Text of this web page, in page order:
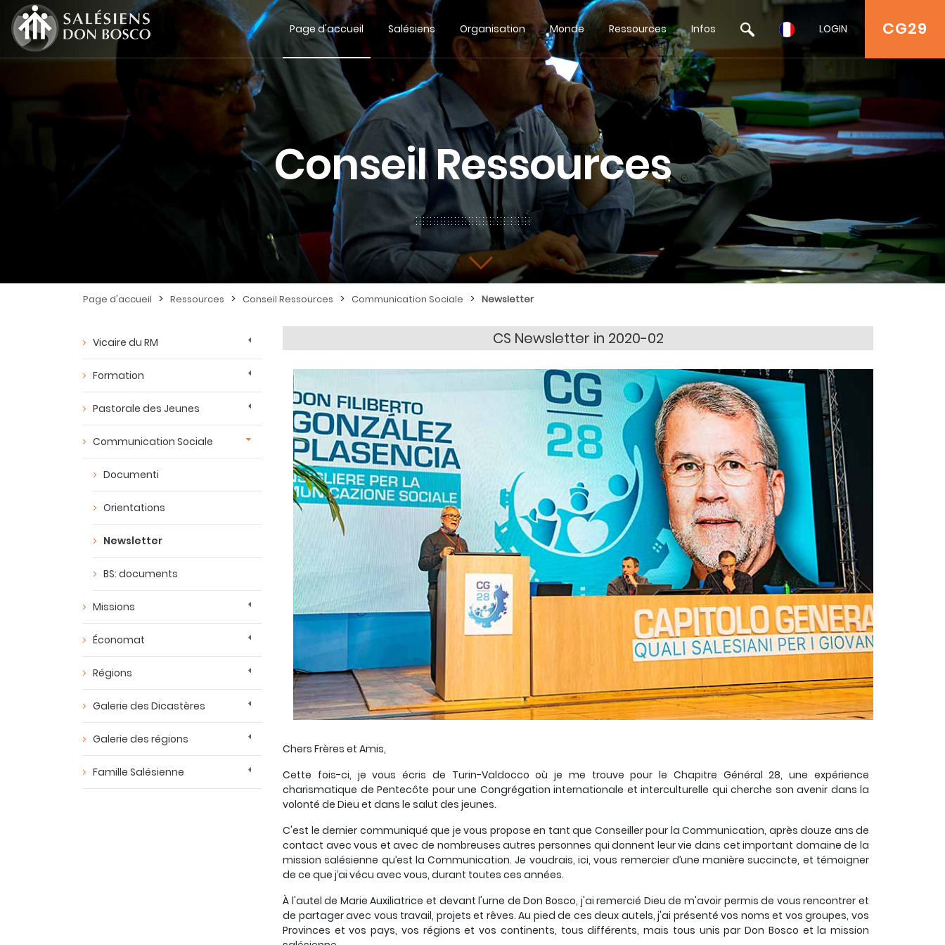
CG29
Page d'accueil Salésiens Organisation Monde Ressources Infos LOGIN
Conseil Ressources
Page d'accueil > Ressources > Conseil Ressources > Communication Sociale > Newsletter
Vicaire du RM
Formation
Pastorale des Jeunes
Communication Sociale
Documenti
Orientations
Newsletter
BS: documents
Missions
Économat
Régions
Galerie des Dicastères
Galerie des régions
Famille Salésienne
CS Newsletter in 2020-02
Chers Frères et Amis,
Cette fois-ci, je vous écris de Turin-Valdocco où je me trouve pour le Chapitre Général 28, une expérience
charismatique de Pentecôte pour une Congrégation internationale et interculturelle qui cherche son avenir dans la
volonté de Dieu et dans le salut des jeunes.
C'est le dernier communiqué que je vous propose en tant que Conseiller pour la Communication, après douze ans de
contact avec vous et avec de nombreuses autres personnes qui donnent leur vie dans cet important domaine de la
mission salésienne qu’est la Communication. Je voudrais, ici, vous remercier d’une manière succincte, et témoigner
de ce que j’ai vécu avec vous, durant toutes ces années.
À l'autel de Marie Auxiliatrice et devant l'urne de Don Bosco, j'ai remercié Dieu de m'avoir permis de vous rencontrer et
de partager avec vous travail, projets et rêves. Au pied de ces deux autels, j'ai présenté vos noms et vos groupes, vos
Provinces et vos pays, vos régions et vos continents, tous différents, mais tous unis par Don Bosco et la mission